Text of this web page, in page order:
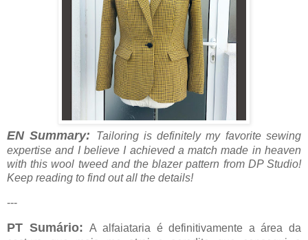
EN Summary:
Tailoring is definitely my favorite sewing
expertise and I believe I achieved a match made in heaven
with this wool tweed and the blazer pattern from DP Studio!
Keep reading to find out all the details!
---
PT Sumário:A alfaiataria é definitivamente a área da